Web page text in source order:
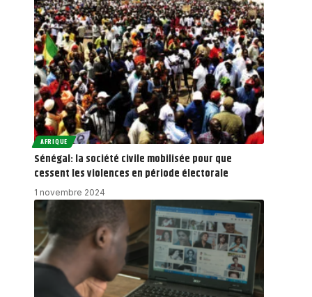
AFRIQUE
Sénégal: la société civile mobilisée pour que
cessent les violences en période électorale
1 novembre 2024